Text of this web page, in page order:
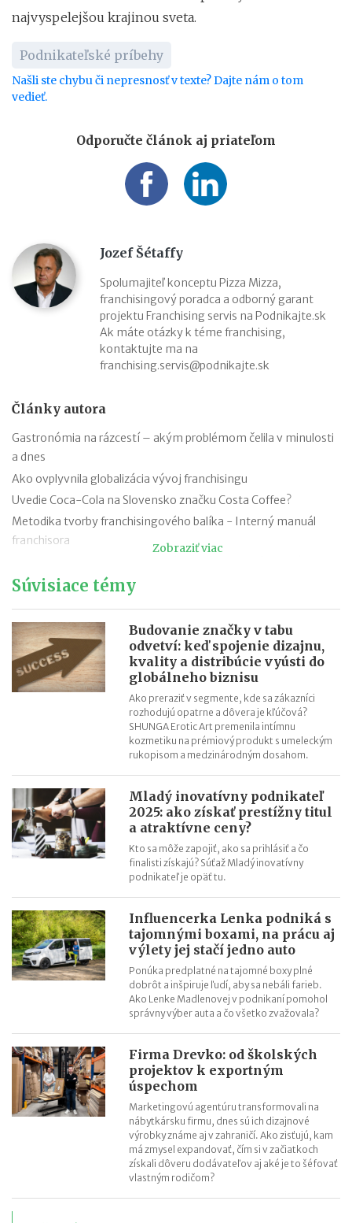
najvyspelejšou krajinou sveta.
Podnikateľské príbehy
Našli ste chybu či nepresnosť v texte? Dajte nám o tom
vedieť.
Odporučte článok aj priateľom
Jozef Šétaffy
Spolumajiteľ konceptu Pizza Mizza,
franchisingový poradca a odborný garant
projektu Franchising servis na Podnikajte.sk
Ak máte otázky k téme franchising,
kontaktujte ma na
franchising.servis@podnikajte.sk
Články autora
Gastronómia na rázcestí – akým problémom čelila v minulosti
a dnes
Ako ovplyvnila globalizácia vývoj franchisingu
Uvedie Coca-Cola na Slovensko značku Costa Coffee?
Metodika tvorby franchisingového balíka - Interný manuál
franchisora
manuál
manuály
Metodika tvorby franchisingového balíka
Rodinné podnikanie slovenská legislatíva osobitne nedefinuje
124 rokov úspechu značky Baťa
Socialistické manažérske „vychytávky“
Zobraziť viac
Súvisiace témy
Budovanie značky v tabu
odvetví: keď spojenie dizajnu,
kvality a distribúcie vyústi do
globálneho biznisu
Ako preraziť v segmente, kde sa zákazníci
rozhodujú opatrne a dôvera je kľúčová?
SHUNGA Erotic Art premenila intímnu
kozmetiku na prémiový produkt s umeleckým
rukopisom a medzinárodným dosahom.
Mladý inovatívny podnikateľ
2025: ako získať prestížny titul
a atraktívne ceny?
Kto sa môže zapojiť, ako sa prihlásiť a čo
finalisti získajú? Súťaž Mladý inovatívny
podnikateľ je opäť tu.
Influencerka Lenka podniká s
tajomnými boxami, na prácu aj
výlety jej stačí jedno auto
Ponúka predplatné na tajomné boxy plné
dobrôt a inšpiruje ľudí, aby sa nebáli farieb.
Ako Lenke Madlenovej v podnikaní pomohol
správny výber auta a čo všetko zvažovala?
Firma Drevko: od školských
projektov k exportným
úspechom
Marketingovú agentúru transformovali na
nábytkársku firmu, dnes sú ich dizajnové
výrobky známe aj v zahraničí. Ako zisťujú, kam
má zmysel expandovať, čím si v začiatkoch
získali dôveru dodávateľov aj aké je to šéfovať
vlastným rodičom?